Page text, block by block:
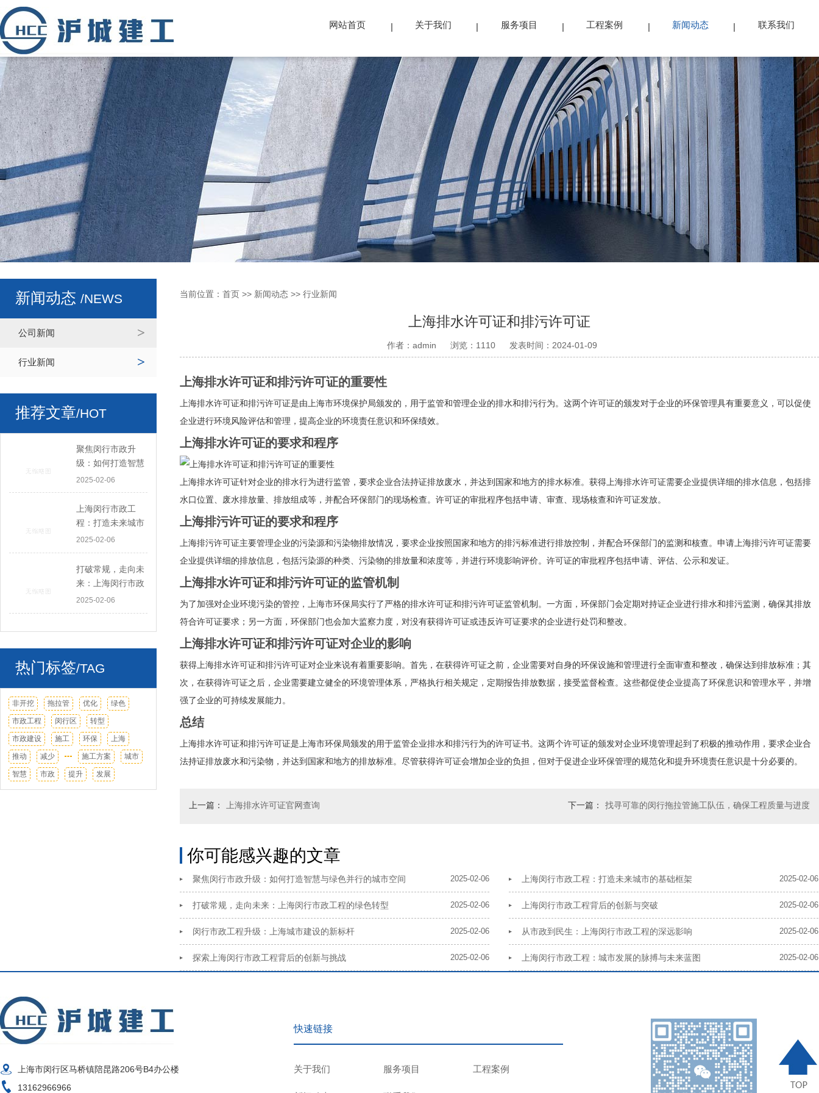
网站首页 关于我们 服务项目 工程案例 新闻动态 联系我们
新闻动态 /NEWS
公司新闻
行业新闻
推荐文章/HOT
聚焦闵行市政升
级：如何打造智慧
与绿色并行的城市
空间
2025-02-06
上海闵行市政工
程：打造未来城市
的基础框架
2025-02-06
打破常规，走向未
来：上海闵行市政
工程的绿色转型
2025-02-06
热门标签/TAG
非开挖 拖拉管 优化 绿色
市政工程 闵行区 转型
市政建设 施工 环保 上海
推动 减少 施工方案 城市
智慧 市政 提升 发展
当前位置： 首页>> 新闻动态>> 行业新闻
上海排水许可证和排污许可证
作者：admin 浏览：1110 发表时间：2024-01-09
上海排水许可证和排污许可证的重要性
上海排水许可证和排污许可证是由上海市环境保护局颁发的，用于监管和管理企业的排水和排污行为。这两个许可证的颁发对于企业的环保管理具有重要意义，可以促使
企业进行环境风险评估和管理，提高企业的环境责任意识和环保绩效。
上海排水许可证的要求和程序
上海排水许可证针对企业的排水行为进行监管，要求企业合法持证排放废水，并达到国家和地方的排水标准。获得上海排水许可证需要企业提供详细的排水信息，包括排
水口位置、废水排放量、排放组成等，并配合环保部门的现场检查。许可证的审批程序包括申请、审查、现场核查和许可证发放。
上海排污许可证的要求和程序
上海排污许可证主要管理企业的污染源和污染物排放情况，要求企业按照国家和地方的排污标准进行排放控制，并配合环保部门的监测和核查。申请上海排污许可证需要
企业提供详细的排放信息，包括污染源的种类、污染物的排放量和浓度等，并进行环境影响评价。许可证的审批程序包括申请、评估、公示和发证。
上海排水许可证和排污许可证的监管机制
为了加强对企业环境污染的管控，上海市环保局实行了严格的排水许可证和排污许可证监管机制。一方面，环保部门会定期对持证企业进行排水和排污监测，确保其排放
符合许可证要求；另一方面，环保部门也会加大监察力度，对没有获得许可证或违反许可证要求的企业进行处罚和整改。
上海排水许可证和排污许可证对企业的影响
获得上海排水许可证和排污许可证对企业来说有着重要影响。首先，在获得许可证之前，企业需要对自身的环保设施和管理进行全面审查和整改，确保达到排放标准；其
次，在获得许可证之后，企业需要建立健全的环境管理体系，严格执行相关规定，定期报告排放数据，接受监督检查。这些都促使企业提高了环保意识和管理水平，并增
强了企业的可持续发展能力。
总结
上海排水许可证和排污许可证是上海市环保局颁发的用于监管企业排水和排污行为的许可证书。这两个许可证的颁发对企业环境管理起到了积极的推动作用，要求企业合
法持证排放废水和污染物，并达到国家和地方的排放标准。尽管获得许可证会增加企业的负担，但对于促进企业环保管理的规范化和提升环境责任意识是十分必要的。
上一篇： 上海排水许可证官网查询 下一篇： 找寻可靠的闵行拖拉管施工队伍，确保工程质量与进度
你可能感兴趣的文章
聚焦闵行市政升级：如何打造智慧与绿色并行的城市空间 2025-02-06 上海闵行市政工程：打造未来城市的基础框架 2025-02-06
打破常规，走向未来：上海闵行市政工程的绿色转型 2025-02-06 上海闵行市政工程背后的创新与突破 2025-02-06
闵行市政工程升级：上海城市建设的新标杆 2025-02-06 从市政到民生：上海闵行市政工程的深远影响 2025-02-06
探索上海闵行市政工程背后的创新与挑战 2025-02-06 上海闵行市政工程：城市发展的脉搏与未来蓝图 2025-02-06
上海市闵行区马桥镇陪昆路206号B4办公楼
13162966966
快速链接
关于我们 服务项目 工程案例